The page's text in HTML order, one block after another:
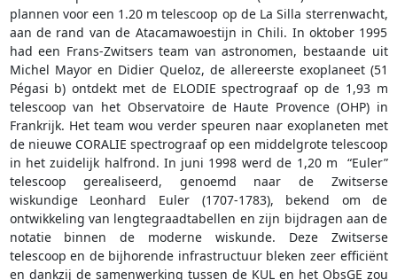
plannen voor een 1.20 m telescoop op de La Silla sterrenwacht,
aan de rand van de Atacamawoestijn in Chili. In oktober 1995
had een Frans-Zwitsers team van astronomen, bestaande uit
Michel Mayor en Didier Queloz, de allereerste exoplaneet (51
Pégasi b) ontdekt met de ELODIE spectrograaf op de 1,93 m
telescoop van het Observatoire de Haute Provence (OHP) in
Frankrijk. Het team wou verder speuren naar exoplaneten met
de nieuwe CORALIE spectrograaf op een middelgrote telescoop
in het zuidelijk halfrond. In juni 1998 werd de 1,20 m “Euler”
telescoop gerealiseerd, genoemd naar de Zwitserse
wiskundige Leonhard Euler (1707-1783), bekend om de
ontwikkeling van lengtegraadtabellen en zijn bijdragen aan de
notatie binnen de moderne wiskunde. Deze Zwitserse
telescoop en de bijhorende infrastructuur bleken zeer efficiënt
en dankzij de samenwerking tussen de KUL en het ObsGE zou